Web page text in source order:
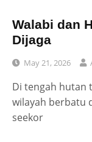
Walabi dan
Dijaga
May 21, 2026
Di tengah hutan
wilayah berbatu
seekor